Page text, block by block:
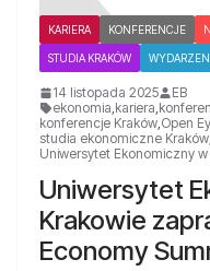
KARIERA KONFERENCJE
STUDIA KRAKÓW
14 listopada 2025
EB
ekonomia kariera
konferencje Kraków Open
studia ekonomiczne Kraków
Uniwersytet Ekonomiczny w
Uniwersytet
Krakowie
Economy